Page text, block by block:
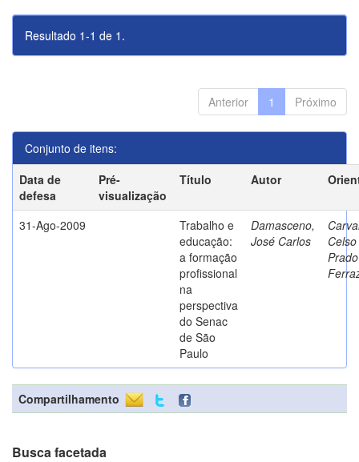
Resultado 1-1 de 1.
Anterior 1 Próximo
Conjunto de itens:
Data de
defesa
Pré-
visualização
Título Autor
31-Ago-2009
Trabalho e
educação:
a formação
profissional
na
perspectiva
do Senac
de São
Paulo
Damasceno,
José Carlos
Prado
Compartilhamento
Busca facetada